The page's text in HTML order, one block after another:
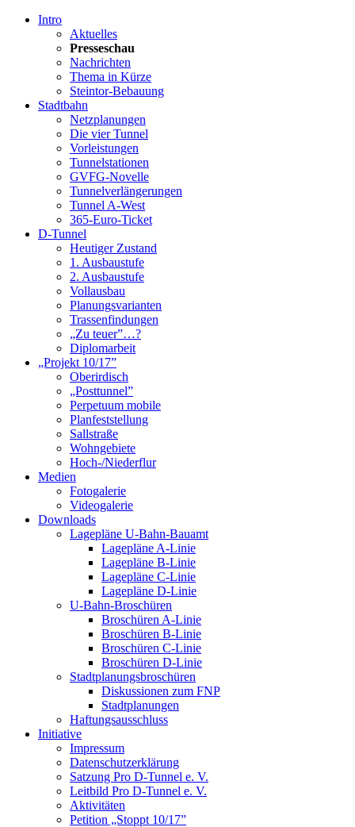
Intro
Aktuelles
Presseschau
Nachrichten
Thema in Kürze
Steintor-Bebauung
Stadtbahn
Netzplanungen
Die vier Tunnel
Vorleistungen
Tunnelstationen
GVFG-Novelle
Tunnelverlängerungen
Tunnel A-West
365-Euro-Ticket
D-Tunnel
Heutiger Zustand
1. Ausbaustufe
2. Ausbaustufe
Vollausbau
Planungsvarianten
Trassenfindungen
„Zu teuer”…?
Diplomarbeit
„Projekt 10/17”
Oberirdisch
„Posttunnel”
Perpetuum mobile
Planfeststellung
Sallstraße
Wohngebiete
Hoch-/Niederflur
Medien
Fotogalerie
Videogalerie
Downloads
Lagepläne U-Bahn-Bauamt
Lagepläne A-Linie
Lagepläne B-Linie
Lagepläne C-Linie
Lagepläne D-Linie
U-Bahn-Broschüren
Broschüren A-Linie
Broschüren B-Linie
Broschüren C-Linie
Broschüren D-Linie
Stadtplanungsbroschüren
Diskussionen zum FNP
Stadtplanungen
Haftungsausschluss
Initiative
Impressum
Datenschutzerklärung
Satzung Pro D-Tunnel e. V.
Leitbild Pro D-Tunnel e. V.
Aktivitäten
Petition „Stoppt 10/17”